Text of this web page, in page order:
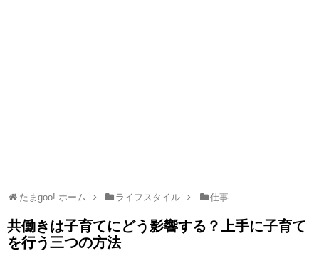
たまgoo! ホーム ライフスタイル 仕事
共働きは子育てにどう影響する？上手に子育て
を行う三つの方法